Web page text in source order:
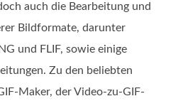
auch die Bearbeitung und
Bildformate, darunter
und FLIF, sowie einige
Zu den beliebten
Maker, der Video-zu-GIF-